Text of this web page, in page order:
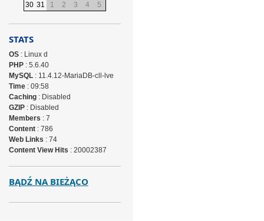
30 31 1 2 3 4 5
STATS
OS: Linux d
PHP: 5.6.40
MySQL: 11.4.12-MariaDB-cll-lve
Time: 09:58
Caching: Disabled
GZIP: Disabled
Members : 7
Content: 786
Web Links : 74
Content View Hits : 20002387
BĄDŹ NA BIEŻĄCO